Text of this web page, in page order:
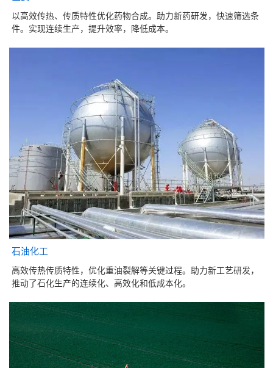
以高效传热、传质特性优化药物合成。助力新药研发，快速筛选条
件。实现连续生产，提升效率，降低成本。
石油化工
高效传热传质特性，优化重油裂解等关键过程。助力新工艺研发，
推动了石化生产的连续化、高效化和低成本化。